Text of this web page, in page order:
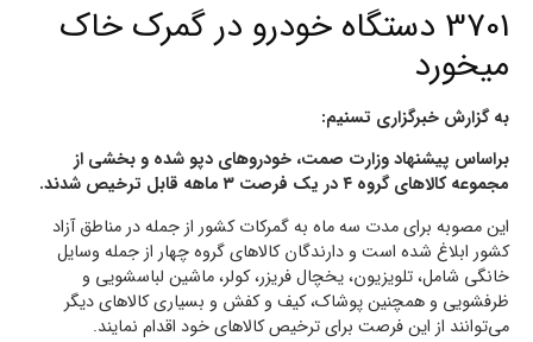
3701 دستگاه خودرو در گمرک خاک
میخورد
به گزارش خبرگزاری تسنیم:
براساس پیشنهاد وزارت صمت، خودروهای دپو شده و بخشی از
مجموعه کالاهای گروه ۴ در یک فرصت ۳ ماهه قابل ترخیص شدند.
این مصوبه برای مدت سه ماه به گمرکات کشور از جمله در مناطق آزاد
کشور ابلاغ شده است و دارندگان کالاهای گروه چهار از جمله وسایل
خانگی شامل، تلویزیون، یخچال فریزر، کولر، ماشین لباسشویی و
ظرفشویی و همچنین پوشاک، کیف و کفش و بسیاری کالاهای دیگر
می‌توانند از این فرصت برای ترخیص کالاهای خود اقدام نمایند.